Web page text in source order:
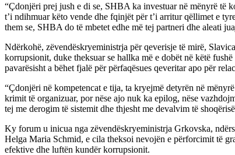
“Çdonjëri prej jush e di se, SHBA ka investuar në mënyrë të
t’i ndihmuar këto vende dhe fqinjët për t’i arritur qëllimet e
them se, SHBA do të mbetet edhe më tej partneri dhe aleati
Ndërkohë, zëvendëskryeministrja për qeverisje të mirë,
korrupsionit, duke theksuar se hallka më e dobët në këtë
pavarësisht a bëhet fjalë për përfaqësues qeveritar apo për
“Çdonjëri në kompetencat e tija, ta kryejmë detyrën në
krimit të organizuar, por nëse ajo nuk ka epilog, nëse
tej me derogim të sistemit dhe thjesht me devalvim të
Ky forum u inicua nga zëvendëskryeministrja Grkovska,
Helga Maria Schmid, e cila theksoi nevojën e përforcimit të
efektive dhe luftën kundër korrupsionit.